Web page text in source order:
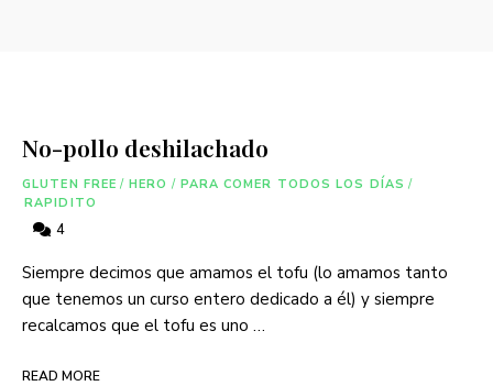
No-pollo deshilachado
GLUTEN FREE / HERO / PARA COMER TODOS LOS DÍAS /
RAPIDITO
4
Siempre decimos que amamos el tofu (lo amamos tanto
que tenemos un curso entero dedicado a él) y siempre
recalcamos que el tofu es uno …
READ MORE